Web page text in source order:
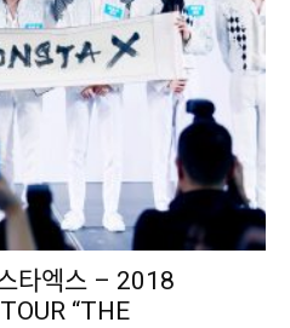
타엑스 – 2018
“THE